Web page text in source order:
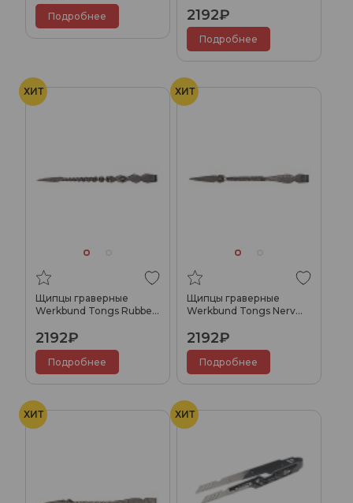
Подробнее 2192₽
Подробнее
ХИТ
Щипцы граверные
Werkbund Tongs Rubber
2192₽
Подробнее
ХИТ
Щипцы граверные
Werkbund Tongs Nerv
2192₽
Подробнее
ХИТ ХИТ